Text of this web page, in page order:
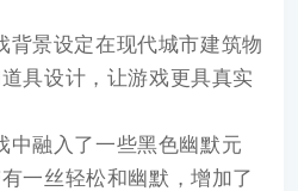
背景设定在现代城市建筑物
具设计，让游戏更具真实
中融入了一些黑色幽默元
一丝轻松和幽默，增加了